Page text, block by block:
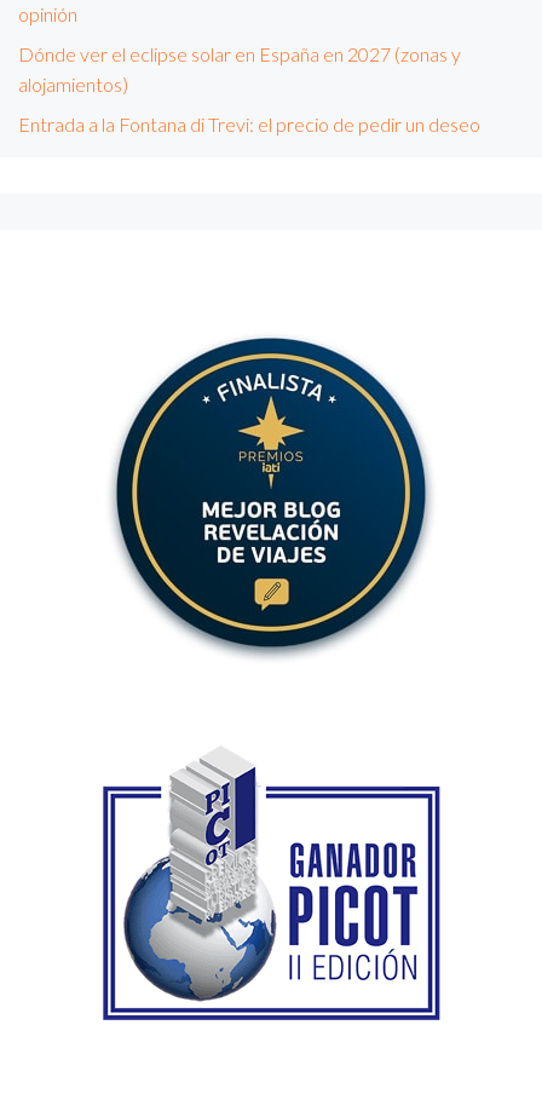
opinión
Dónde ver el eclipse solar en España en 2027 (zonas y
alojamientos)
Entrada a la Fontana di Trevi: el precio de pedir un deseo